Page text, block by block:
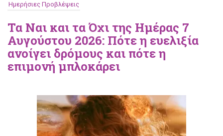
Ημερήσιες Προβλέψεις
Τα Ναι και τα Όχι της Ημέρας 7
Αυγούστου 2026: Πότε η ευελιξία
ανοίγει δρόμους και πότε η
επιμονή μπλοκάρει